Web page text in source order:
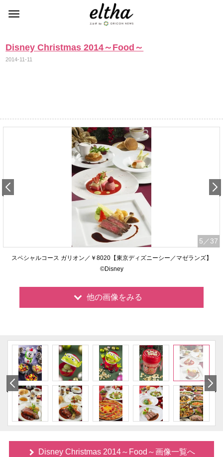
Disney Christmas 2014～Food～
2014-11-11
5 ／37
スペシャルコース ガリオン／￥8020【東京ディズニーシー／マゼランズ】
©Disney
他の画像をみる
Disney Christmas 2014～Food～画像一覧へ